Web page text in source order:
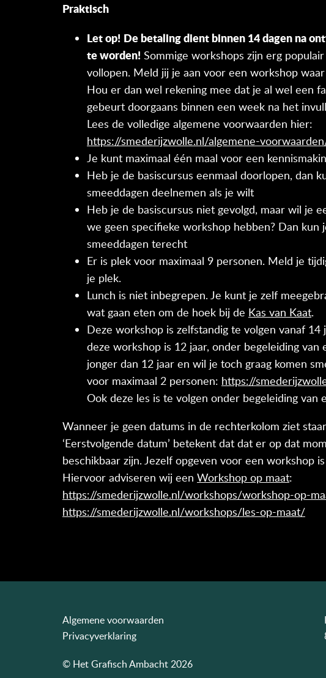
Praktisch
Let op! De betaling dient binnen 14 dagen na
te worden! Sommige workshops zijn erg
vollopen. Meld jij je aan voor een workshop
Hou er dan wel rekening mee dat je al wel een
gebeurt doorgaans binnen een week na het
Lees de volledige algemene voorwaarden hier:
https://smederijzwolle.nl/algemene-
Je kunt maximaal één maal voor een
Heb je de basiscursus eenmaal doorlopen, dan
smeeddagen deelnemen als je wilt
Heb je de basiscursus niet gevolgd, maar wil je
we geen specifieke workshop hebben? Dan
smeeddagen terecht
Er is plek voor maximaal 9 personen. Meld je
je plek.
Lunch is niet inbegrepen. Je kunt je zelf
wat gaan eten om de hoek bij de Kas van Kaat.
Deze workshop is zelfstandig te volgen vanaf
deze workshop is 12 jaar, onder begeleiding
jonger dan 12 jaar en wil je toch graag komen
voor maximaal 2 personen: https://
Ook deze les is te volgen onder begeleiding van
Wanneer je geen datums in de rechterkolom ziet
‘Eerstvolgende datum’ betekent dat dat er op dat
beschikbaar zijn. Jezelf opgeven voor een workshop
Hiervoor adviseren wij een Workshop op maat:
https://smederijzwolle.nl/workshops/workshop-op-
https://smederijzwolle.nl/workshops/les-op-maat/
Algemene voorwaarden
Privacyverklaring
© Het Grafisch Ambacht 2026